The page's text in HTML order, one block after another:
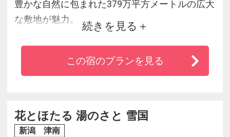
豊かな自然に包まれた379万平方メートルの広大
な敷地が魅力。
夏はテニスコート13面を始め、サイクル、キャ
ンプ場など。
冬はプライベートゲレンデでスキーをした後は
●越後湯沢駅から宿泊者無料のシャトルバス有
予約制
続きを見る
この宿のプランを見る
花とほたる 湯のさと 雪国
新潟 津南